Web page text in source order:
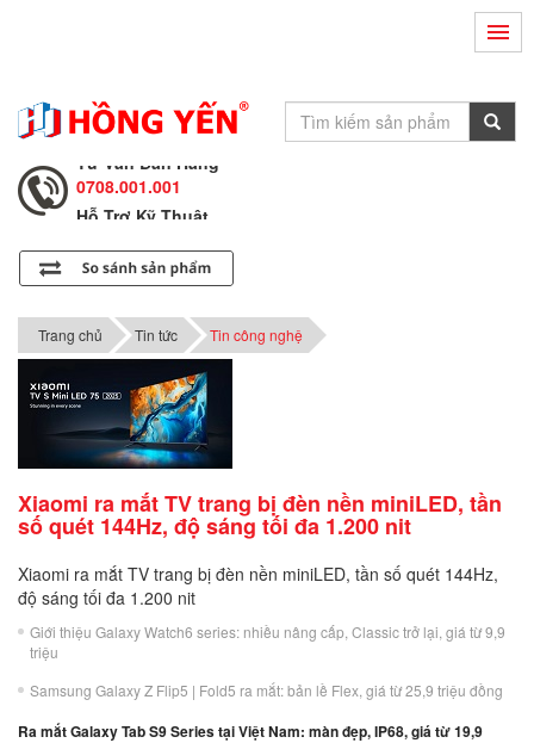
0708.002.002
Tư Vấn Bán Hàng
0708.001.001
Hỗ Trợ Kỹ Thuật
0708.002.002
Tư Vấn Bán Hàng
0708.001.001
Trang chủ Tin tức Tin công nghệ
Xiaomi ra mắt TV trang bị đèn nền miniLED, tần
số quét 144Hz, độ sáng tối đa 1.200 nit
Xiaomi ra mắt TV trang bị đèn nền miniLED, tần số quét 144Hz,
độ sáng tối đa 1.200 nit
Giới thiệu Galaxy Watch6 series: nhiều nâng cấp, Classic trở lại, giá từ 9,9
triệu
Samsung Galaxy Z Flip5 | Fold5 ra mắt: bản lề Flex, giá từ 25,9 triệu đồng
Ra mắt Galaxy Tab S9 Series tại Việt Nam: màn đẹp, IP68, giá từ 19,9